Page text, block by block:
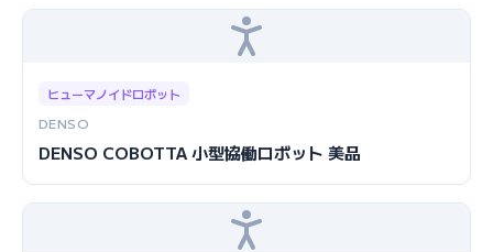
ヒューマノイドロボット
DENSO
DENSO COBOTTA 小型協働ロボット 美品